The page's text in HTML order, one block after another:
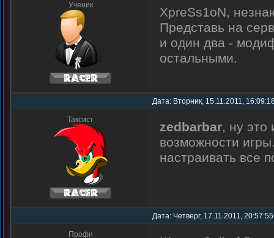
Ученик
XpreSs1oN,
Представь на
и один два -
остальными.
Дата: Вторник, 15.11.2011,
Таксист zedbarbar, ну это
возможности
настраивать все
Дата: Четверг, 17.11.2011,
Профи